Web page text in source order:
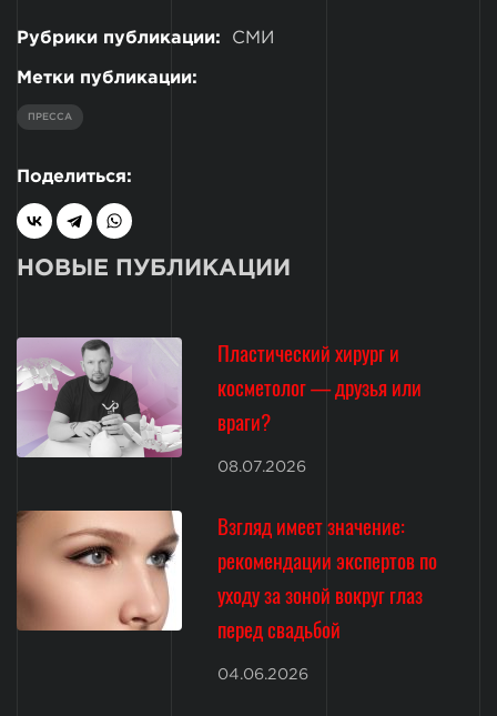
Рубрики публикации: СМИ
Метки публикации:
ПРЕССА
Поделиться:
НОВЫЕ ПУБЛИКАЦИИ
Пластический хирург и
косметолог — друзья или
враги?
08.07.2026
Взгляд имеет значение:
рекомендации экспертов по
уходу за зоной вокруг глаз
перед свадьбой
04.06.2026